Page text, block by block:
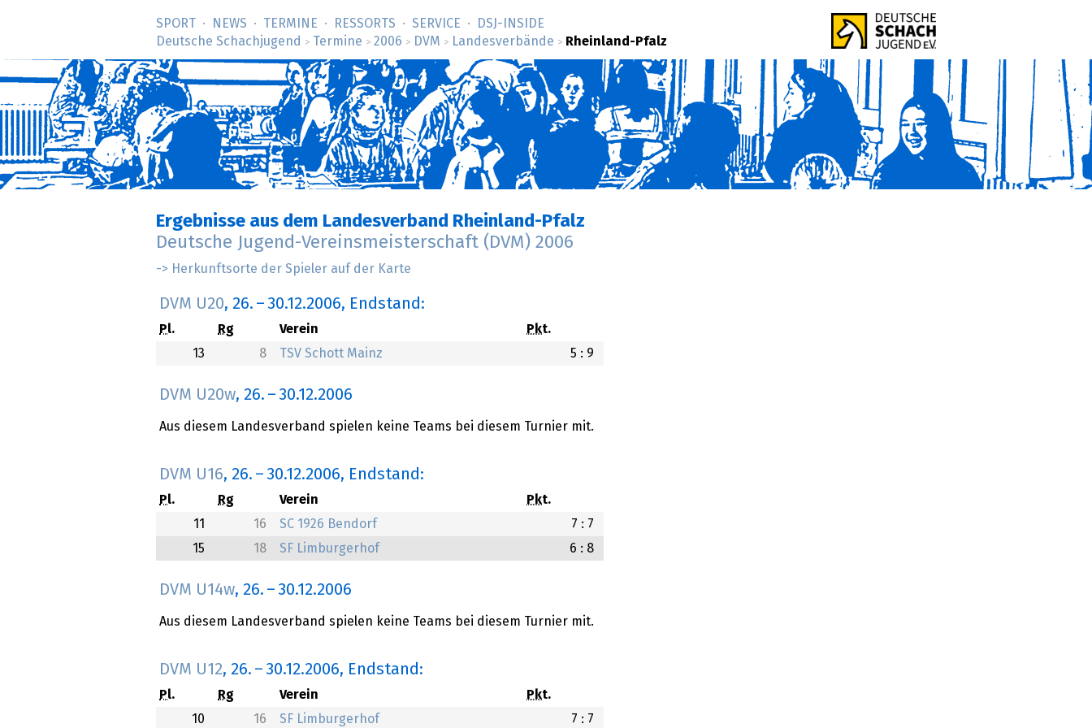
SPORT NEWS TERMINE RESSORTS SERVICE
DSJ-­INSIDE
Deutsche Schachjugend
> Termine > 2006 > DVM > Landesverbände > Rheinland-Pfalz
Ergebnisse aus dem Landesverband Rheinland-Pfalz
Deutsche Jugend-Vereinsmeisterschaft (DVM) 2006
-> Herkunftsorte der Spieler auf der Karte
DVM U20, 26. – 30.12.2006, Endstand:
Pl. Rg Verein
Pkt.
13
8 TSV Schott Mainz 5 : 9
DVM U20w, 26. – 30.12.2006
Aus diesem Landesverband spielen keine Teams bei diesem Turnier mit.
DVM U16, 26. – 30.12.2006, Endstand:
Pl. Rg Verein
Pkt.
11
16 SC 1926 Bendorf
7 : 7
15
18 SF Limburgerhof 6 : 8
DVM U14w, 26. – 30.12.2006
Aus diesem Landesverband spielen keine Teams bei diesem Turnier mit.
DVM U12, 26. – 30.12.2006, Endstand:
Pl. Rg Verein
Pkt.
10
16 SF Limburgerhof 7 : 7